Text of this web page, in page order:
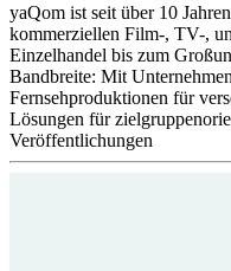
yaQom ist seit über 10
kommerziellen Film-, TV-,
Einzelhandel bis zum
Bandbreite: Mit
Fernsehproduktionen für
Lösungen für
Veröffentlichungen